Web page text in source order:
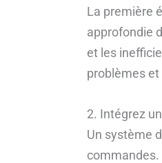
La première
approfondie
et les
problèmes
2. Intégrez
Un système
commandes.